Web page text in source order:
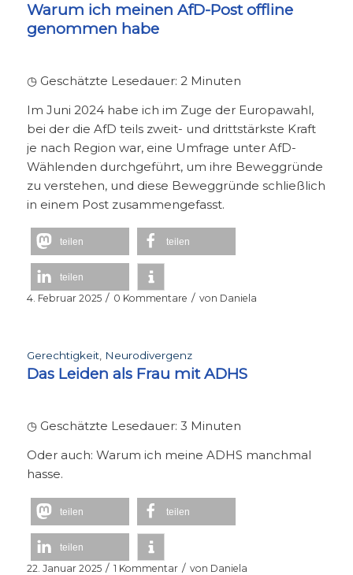
Warum ich meinen AfD-Post offline
genommen habe
◷ Geschätzte Lesedauer: 2 Minuten
Im Juni 2024 habe ich im Zuge der Europawahl,
bei der die AfD teils zweit- und drittstärkste Kraft
je nach Region war, eine Umfrage unter AfD-
Wählenden durchgeführt, um ihre Beweggründe
zu verstehen, und diese Beweggründe schließlich
in einem Post zusammengefasst.
teilen teilen
teilen
4. Februar 2025 / 0 Kommentare / von Daniela
Gerechtigkeit, Neurodivergenz
Das Leiden als Frau mit ADHS
◷ Geschätzte Lesedauer: 3 Minuten
Oder auch: Warum ich meine ADHS manchmal
hasse.
teilen teilen
teilen
22. Januar 2025 / 1 Kommentar / von Daniela